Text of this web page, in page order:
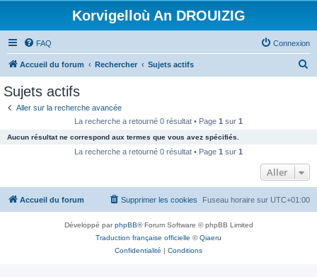
Korvigelloù An DROUIZIG
FAQ Connexion
Accueil du forum Rechercher Sujets actifs
c
e
Sujets actifs
Aller sur la recherche avancée
La recherche a retourné 0 résultat • Page 1 sur 1
Aucun résultat ne correspond aux termes que vous avez spécifiés.
La recherche a retourné 0 résultat • Page 1 sur 1
Aller
Accueil du forum Fuseau horaire sur UTC+01:00
Supprimer les cookies
Développé parphpBB® Forum Software © phpBB Limited
Traduction française officielle ©Qiaeru
Confidentialité | Conditions